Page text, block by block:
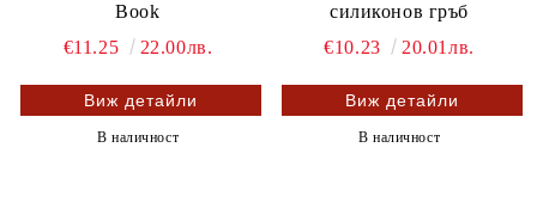
Book
€11.25
22.00лв.
Виж детайли
В наличност
силиконов гръб
€10.23
20.01лв.
Виж детайли
В наличност